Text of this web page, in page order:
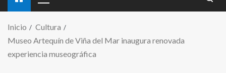
Inicio
Cultura
Museo Artequín de Viña del Mar inaugura renovada
experiencia museográfica